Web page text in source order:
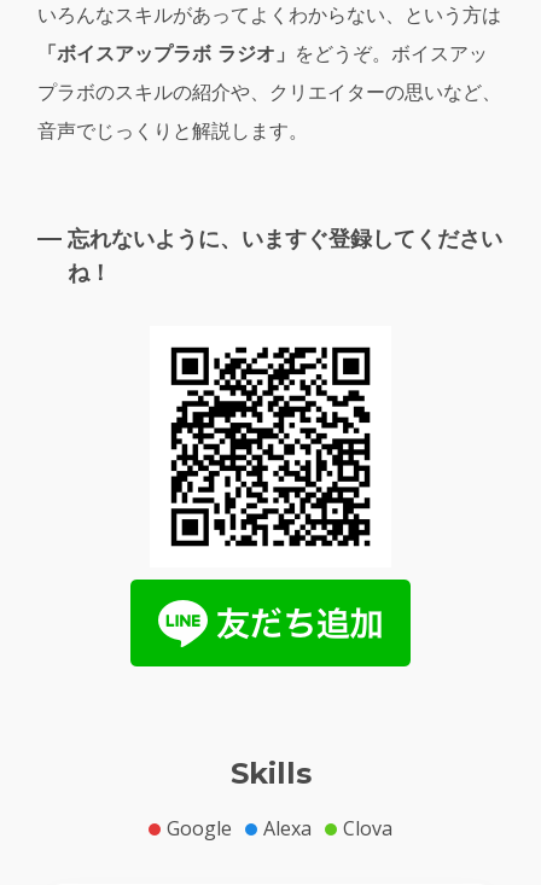
いろんなスキルがあってよくわからない、という方は
「ボイスアップラボ ラジオ」 をどうぞ。ボイスアッ
プラボのスキルの紹介や、クリエイターの思いなど、
音声でじっくりと解説します。
忘れないように、いますぐ登録してください
ね！
Skills
Google Alexa Clova